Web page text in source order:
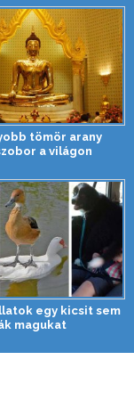
tömör arany
a világon
egy kicsit sem
magukat